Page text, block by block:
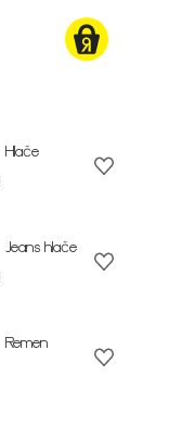
Hlače
Jeans hlače
Remen